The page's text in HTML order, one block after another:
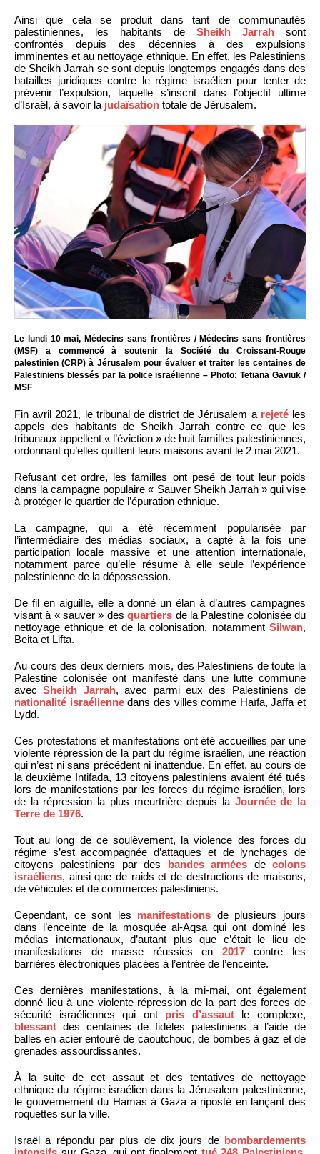
Ainsi que cela se produit dans tant de communautés
palestiniennes, les habitants de Sheikh Jarrah sont
confrontés depuis des décennies à des expulsions
imminentes et au nettoyage ethnique. En effet, les Palestiniens
de Sheikh Jarrah se sont depuis longtemps engagés dans des
batailles juridiques contre le régime israélien pour tenter de
prévenir l’expulsion, laquelle s’inscrit dans l’objectif ultime
d’Israël, à savoir la judaïsation totale de Jérusalem.
Le lundi 10 mai, Médecins sans frontières / Médecins sans frontières
(MSF) a commencé à soutenir la Société du Croissant-Rouge
palestinien (CRP) à Jérusalem pour évaluer et traiter les centaines de
Palestiniens blessés par la police israélienne – Photo: Tetiana Gaviuk /
MSF
Fin avril 2021, le tribunal de district de Jérusalem a rejetéles
appels des habitants de Sheikh Jarrah contre ce que les
tribunaux appellent « l’éviction » de huit familles palestiniennes,
ordonnant qu’elles quittent leurs maisons avant le 2 mai 2021.
Refusant cet ordre, les familles ont pesé de tout leur poids
dans la campagne populaire « Sauver Sheikh Jarrah » qui vise
à protéger le quartier de l’épuration ethnique.
La campagne, qui a été récemment popularisée par
l’intermédiaire des médias sociaux, a capté à la fois une
participation locale massive et une attention internationale,
notamment parce qu’elle résume à elle seule l’expérience
palestinienne de la dépossession.
De fil en aiguille, elle a donné un élan à d’autres campagnes
visant à « sauver » desquartiers de la Palestine colonisée du
nettoyage ethnique et de la colonisation, notamment Silwan,
Beita et Lifta.
Au cours des deux derniers mois, des Palestiniens de toute la
Palestine colonisée ont manifesté dans une lutte commune
avecSheikh Jarrah, avec parmi eux des Palestiniens de
nationalité israéliennedans des villes comme Haïfa, Jaffa et
Lydd.
Ces protestations et manifestations ont été accueillies par une
violente répression de la part du régime israélien, une réaction
qui n’est ni sans précédent ni inattendue. En effet, au cours de
la deuxième Intifada, 13 citoyens palestiniens avaient été tués
lors de manifestations par les forces du régime israélien, lors
de la répression la plus meurtrière depuis la Journée de la
Terre de 1976.
Tout au long de ce soulèvement, la violence des forces du
régime s’est accompagnée d’attaques et de lynchages de
citoyens palestiniens par des bandes armées decolons
israéliens, ainsi que de raids et de destructions de maisons,
de véhicules et de commerces palestiniens.
Cependant, ce sont les manifestations de plusieurs jours
dans l’enceinte de la mosquée al-Aqsa qui ont dominé les
médias internationaux, d’autant plus que c’était le lieu de
manifestations de masse réussies en 2017contre les
barrières électroniques placées à l’entrée de l’enceinte.
Ces dernières manifestations, à la mi-mai, ont également
donné lieu à une violente répression de la part des forces de
sécurité israéliennes qui ont pris d’assautle complexe,
blessant des centaines de fidèles palestiniens à l’aide de
balles en acier entouré de caoutchouc, de bombes à gaz et de
grenades assourdissantes.
À la suite de cet assaut et des tentatives de nettoyage
ethnique du régime israélien dans la Jérusalem palestinienne,
le gouvernement du Hamas à Gaza a riposté en lançant des
roquettes sur la ville.
Israël a répondu par plus de dix jours de bombardements